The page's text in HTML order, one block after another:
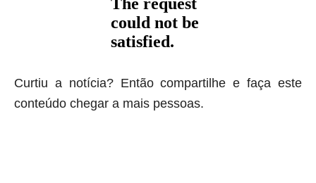
Curtiu a notícia? Então compartilhe e faça este
conteúdo chegar a mais pessoas.